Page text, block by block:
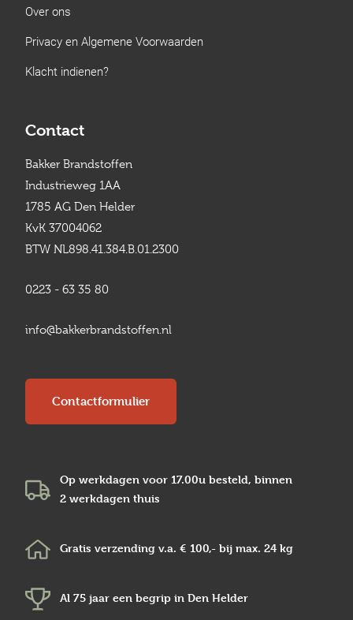
Over ons
Privacy en Algemene Voorwaarden
Klacht indienen?
Contact
Bakker Brandstoffen
Industrieweg 1AA
1785 AG Den Helder
KvK 37004062
BTW NL898.41.384.B.01.2300
0223 - 63 35 80
info@bakkerbrandstoffen.nl
Contactformulier
Op werkdagen voor 17.00u besteld, binnen
2 werkdagen thuis
Gratis verzending v.a. € 100,- bij max. 24 kg
Al 75 jaar een begrip in Den Helder